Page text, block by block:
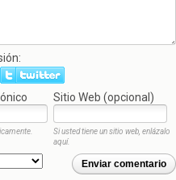
Sitio Web (opcional)
Si usted tiene un sitio web, enlázalo
aquí.
Enviar comentario